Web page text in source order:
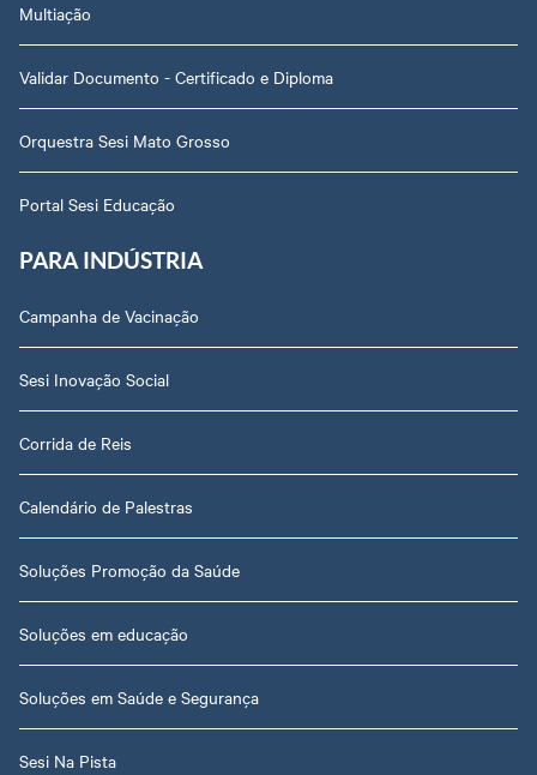
Multiação
Validar Documento - Certificado e Diploma
Orquestra Sesi Mato Grosso
Portal Sesi Educação
PARA INDÚSTRIA
Campanha de Vacinação
Sesi Inovação Social
Corrida de Reis
Calendário de Palestras
Soluções Promoção da Saúde
Soluções em educação
Soluções em Saúde e Segurança
Sesi Na Pista